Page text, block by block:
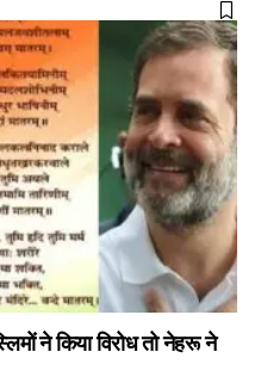
ने किया विरोध तो नेहरू ने